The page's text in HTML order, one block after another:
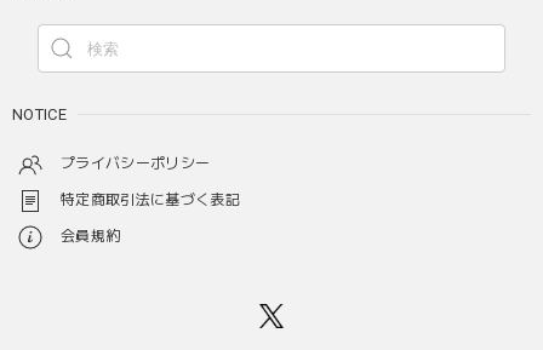
NOTICE
プライバシーポリシー
特定商取引法に基づく表記
会員規約